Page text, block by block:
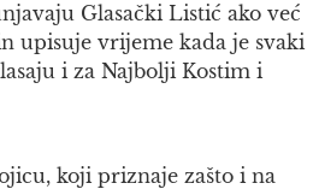
Glasački Listić ako već
upisuje vrijeme kada je svaki
i za Najbolji Kostim i
koji priznaje zašto i na